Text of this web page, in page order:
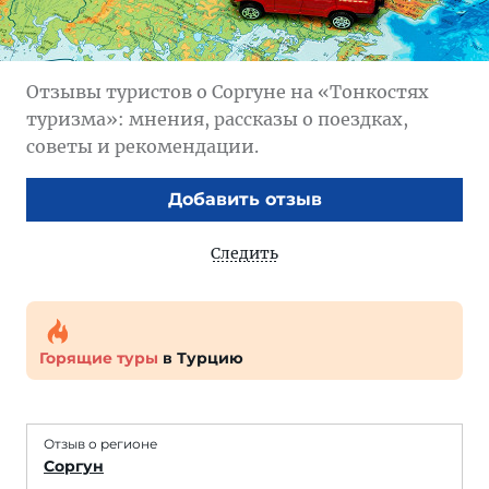
Отзывы туристов о Соргуне на «Тонкостях
туризма»: мнения, рассказы о поездках,
советы и рекомендации.
Добавить отзыв
Следить
Горящие туры в Турцию
Отзыв о регионе
Соргун